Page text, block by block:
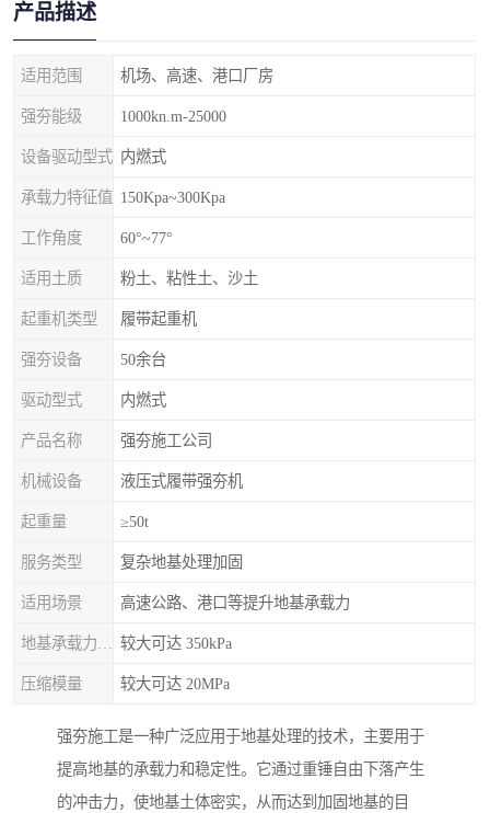
产品描述
适用范围 机场、高速、港口厂房
强夯能级 1000kn.m-25000
设备驱动型式 内燃式
承载力特征值 150Kpa~300Kpa
工作角度 60°~77°
适用土质 粉土、粘性土、沙土
起重机类型 履带起重机
强夯设备 50余台
驱动型式 内燃式
产品名称 强夯施工公司
机械设备 液压式履带强夯机
起重量 ≥50t
服务类型 复杂地基处理加固
适用场景 高速公路、港口等提升地基承载力
较大可达 350kPa
压缩模量 较大可达 20MPa
强夯施工是一种广泛应用于地基处理的技术，主要用于
提高地基的承载力和稳定性。它通过重锤自由下落产生
的冲击力，使地基土体密实，从而达到加固地基的目